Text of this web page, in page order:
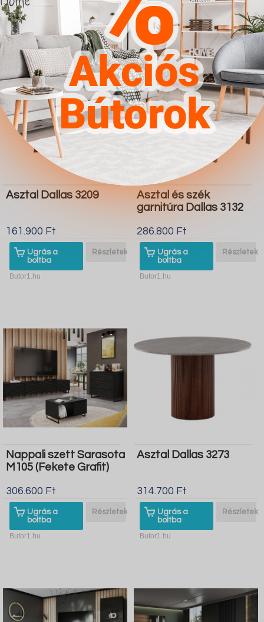
Butor1.hu
Butor1.hu
Asztal Dallas 3209
161.900 Ft
Ugrás a
boltba
Részletek
Butor1.hu
Asztal és szék
garnitúra Dallas 3132
286.800 Ft
Ugrás a
boltba
Részletek
Butor1.hu
Nappali szett Sarasota
M105 (Fekete Grafit)
306.600 Ft
Ugrás a
boltba
Részletek
Butor1.hu
Asztal Dallas 3273
314.700 Ft
Ugrás a
boltba
Részletek
Butor1.hu